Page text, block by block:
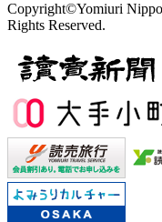
Copyright©Yomiuri
Rights Reserved.